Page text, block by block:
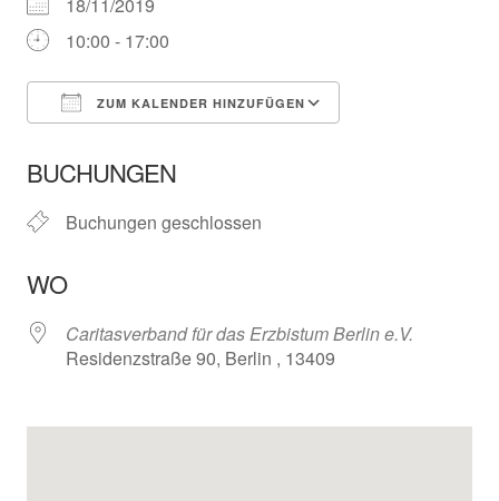
10:00 - 17:00
ZUM KALENDER HINZUFÜGEN
BUCHUNGEN
Buchungen geschlossen
WO
Caritasverband für das Erzbistum Berlin e.V.
Residenzstraße 90, Berlin , 13409